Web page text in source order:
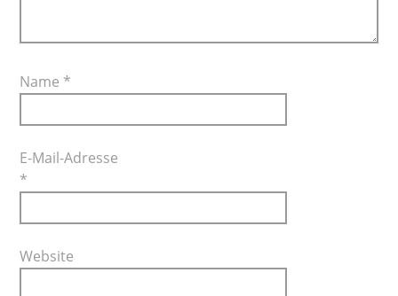
Name *
E-Mail-Adresse
*
Website